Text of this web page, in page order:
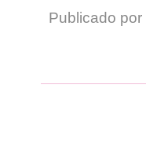
Publicado por